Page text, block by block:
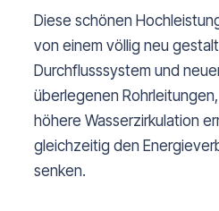
Diese schönen
von einem völlig neu
Durchflusssystem und
überlegenen
höhere Wasserzirkulation
gleichzeitig den
senken.